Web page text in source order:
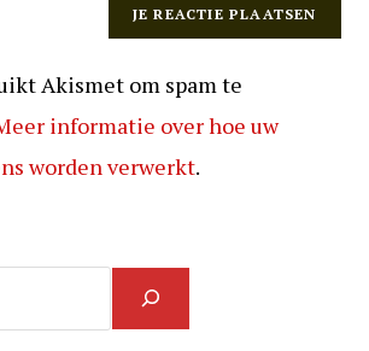
Akismet om spam te
informatie over hoe uw
worden verwerkt.